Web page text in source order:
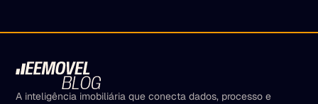
A inteligência imobiliária que conecta dados, processo e